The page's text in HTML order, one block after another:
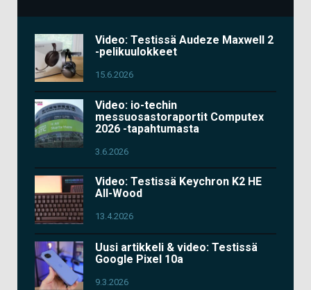
Video: Testissä Audeze Maxwell 2
-pelikuulokkeet
15.6.2026
Video: io-techin
messuosastoraportit Computex
2026 -tapahtumasta
3.6.2026
Video: Testissä Keychron K2 HE
All-Wood
13.4.2026
Uusi artikkeli & video: Testissä
Google Pixel 10a
9.3.2026